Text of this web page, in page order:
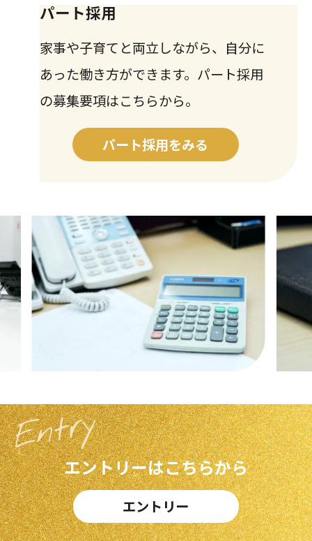
パート採用
家事や子育てと両立しながら、自分に
あった働き方ができます。パート採用
の募集要項はこちらから。
パート採用をみる
エントリーはこちらから
エントリー